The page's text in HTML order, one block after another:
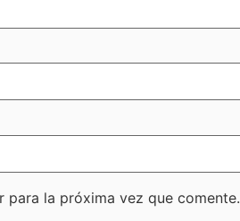
la próxima vez que comente.